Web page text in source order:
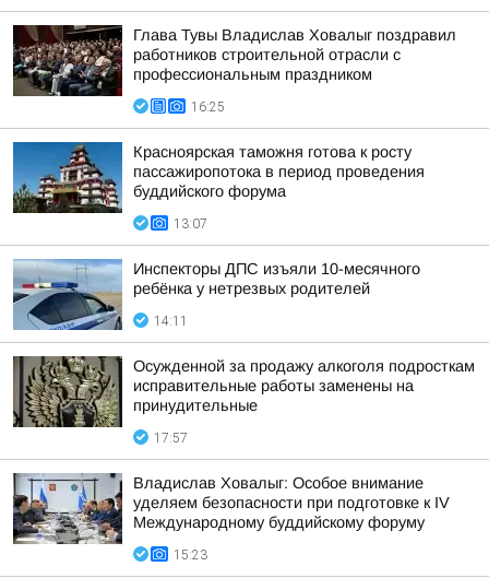
Глава Тувы Владислав Ховалыг поздравил
работников строительной отрасли с
профессиональным праздником
16:25
Красноярская таможня готова к росту
пассажиропотока в период проведения
буддийского форума
13:07
Инспекторы ДПС изъяли 10-месячного
ребёнка у нетрезвых родителей
14:11
Осужденной за продажу алкоголя подросткам
исправительные работы заменены на
принудительные
17:57
Владислав Ховалыг: Особое внимание
уделяем безопасности при подготовке к IV
Международному буддийскому форуму
15:23